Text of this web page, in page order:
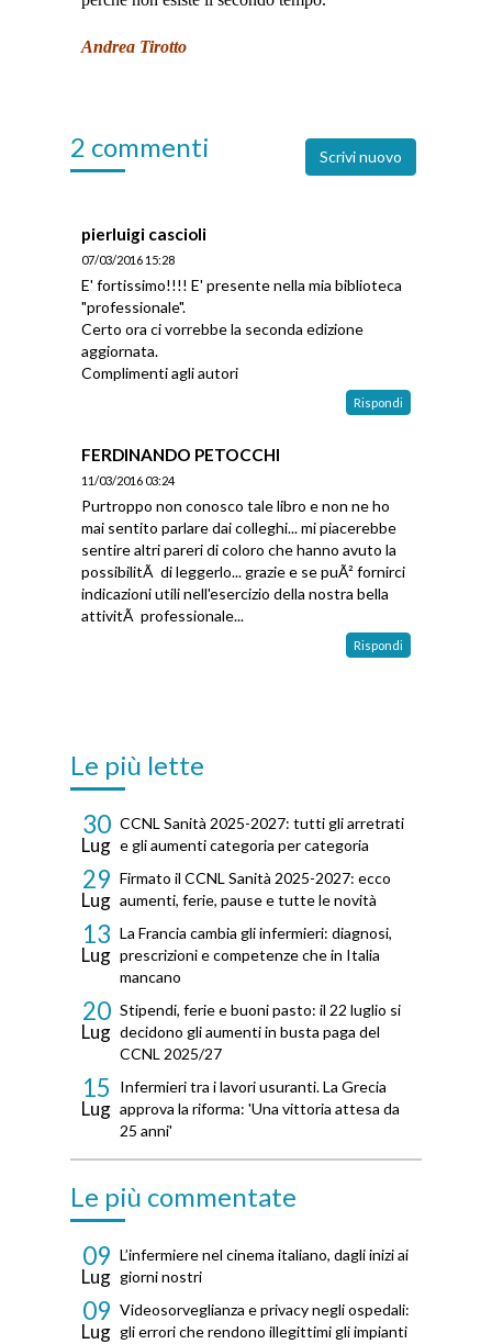
Andrea Tirotto
2 commenti Scrivi nuovo
pierluigi cascioli
07/03/2016 15:28
E' fortissimo!!!! E' presente nella mia biblioteca
"professionale".
Certo ora ci vorrebbe la seconda edizione
aggiornata.
Complimenti agli autori
Rispondi
FERDINANDO PETOCCHI
11/03/2016 03:24
Purtroppo non conosco tale libro e non ne ho
mai sentito parlare dai colleghi... mi piacerebbe
sentire altri pareri di coloro che hanno avuto la
possibilitÃ di leggerlo... grazie e se puÃ² fornirci
indicazioni utili nell'esercizio della nostra bella
attivitÃ professionale...
Rispondi
Le più lette
30
Lug
CCNL Sanità 2025-2027: tutti gli arretrati
e gli aumenti categoria per categoria
29
Lug
Firmato il CCNL Sanità 2025-2027: ecco
aumenti, ferie, pause e tutte le novità
13
Lug
La Francia cambia gli infermieri: diagnosi,
prescrizioni e competenze che in Italia
mancano
20
Lug
Stipendi, ferie e buoni pasto: il 22 luglio si
decidono gli aumenti in busta paga del
CCNL 2025/27
15
Lug
Infermieri tra i lavori usuranti. La Grecia
approva la riforma: 'Una vittoria attesa da
25 anni'
Le più commentate
09
Lug
L’infermiere nel cinema italiano, dagli inizi ai
giorni nostri
09
Lug
Videosorveglianza e privacy negli ospedali:
gli errori che rendono illegittimi gli impianti